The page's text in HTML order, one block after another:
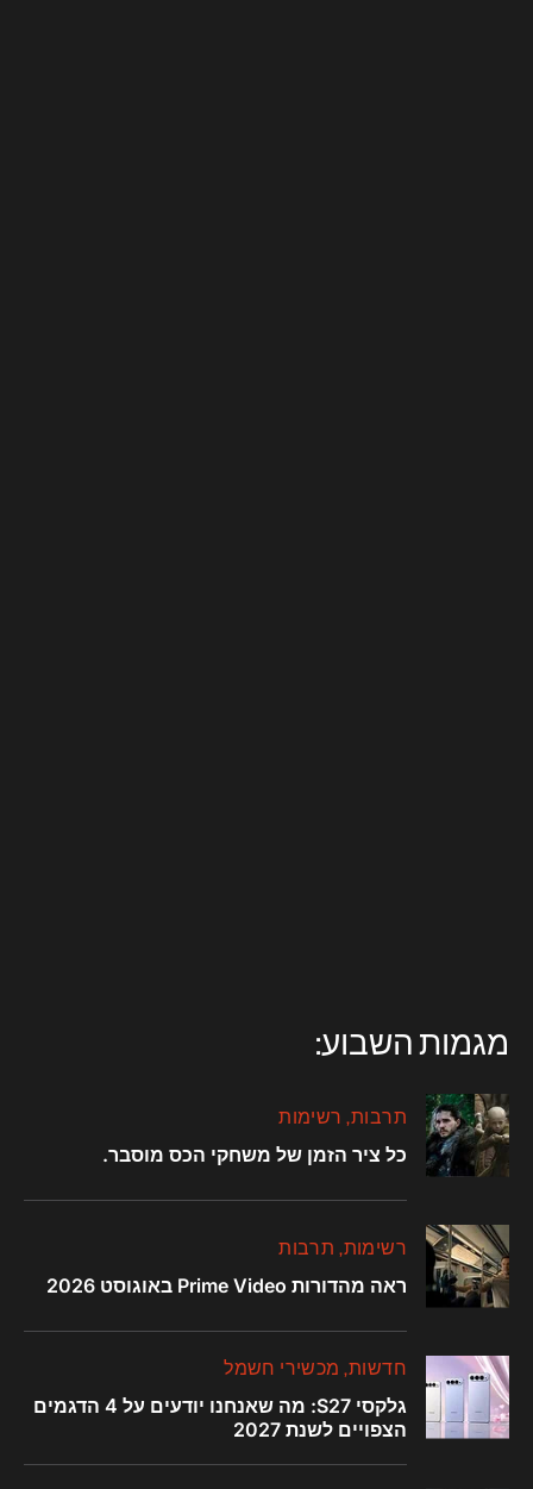
מגמות השבוע:
תרבות רשימות
כל ציר הזמן של משחקי הכס מוסבר.
רשימות תרבות
ראה מהדורות Prime Video באוגוסט 2026
חדשות מכשירי חשמל
גלקסי S27: מה שאנחנו יודעים על 4 הדגמים
הצפויים לשנת 2027